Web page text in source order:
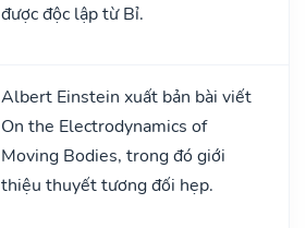
được độc lập từ Bỉ.
Albert Einstein xuất bản bài viết
On the Electrodynamics of
Moving Bodies, trong đó giới
thiệu thuyết tương đối hẹp.